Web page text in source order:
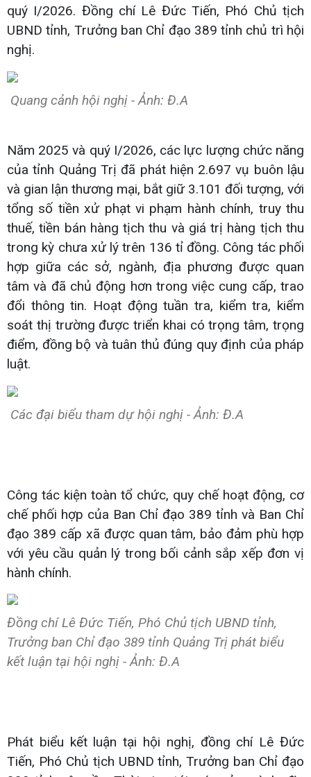
quý I/2026. Đồng chí Lê Đức Tiến, Phó Chủ tịch
UBND tỉnh, Trưởng ban Chỉ đạo 389 tỉnh chủ trì hội
nghị.
Quang cảnh hội nghị - Ảnh: Đ.A
Năm 2025 và quý I/2026, các lực lượng chức năng
của tỉnh Quảng Trị đã phát hiện 2.697 vụ buôn lậu
và gian lận thương mại, bắt giữ 3.101 đối tượng, với
tổng số tiền xử phạt vi phạm hành chính, truy thu
thuế, tiền bán hàng tịch thu và giá trị hàng tịch thu
trong kỳ chưa xử lý trên 136 tỉ đồng. Công tác phối
hợp giữa các sở, ngành, địa phương được quan
tâm và đã chủ động hơn trong việc cung cấp, trao
đổi thông tin. Hoạt động tuần tra, kiểm tra, kiểm
soát thị trường được triển khai có trọng tâm, trọng
điểm, đồng bộ và tuân thủ đúng quy định của pháp
luật.
Các đại biểu tham dự hội nghị - Ảnh: Đ.A
Công tác kiện toàn tổ chức, quy chế hoạt động, cơ
chế phối hợp của Ban Chỉ đạo 389 tỉnh và Ban Chỉ
đạo 389 cấp xã được quan tâm, bảo đảm phù hợp
với yêu cầu quản lý trong bối cảnh sắp xếp đơn vị
hành chính.
Đồng chí Lê Đức Tiến, Phó Chủ tịch UBND tỉnh,
Trưởng ban Chỉ đạo 389 tỉnh Quảng Trị phát biểu
kết luận tại hội nghị - Ảnh: Đ.A
Phát biểu kết luận tại hội nghị, đồng chí Lê Đức
Tiến, Phó Chủ tịch UBND tỉnh, Trưởng ban Chỉ đạo